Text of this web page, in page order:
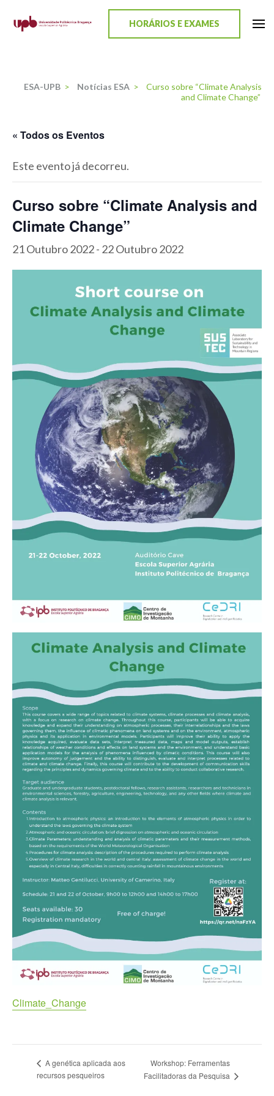
HORÁRIOS E EXAMES
ESA-UPB > Notícias ESA >
Curso sobre “Climate Analysis
and Climate Change”
« Todos os Eventos
Este evento já decorreu.
Curso sobre “Climate Analysis and
Climate Change”
21 Outubro 2022- 22 Outubro 2022
Climate_Change
A genética aplicada aos
recursos pesqueiros
Workshop: Ferramentas
Facilitadoras da Pesquisa